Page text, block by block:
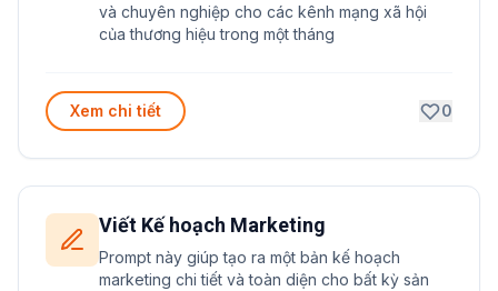
và chuyên nghiệp cho các kênh mạng xã hội
của thương hiệu trong một tháng
Xem chi tiết 0
Viết Kế hoạch Marketing
Prompt này giúp tạo ra một bản kế hoạch
marketing chi tiết và toàn diện cho bất kỳ sản